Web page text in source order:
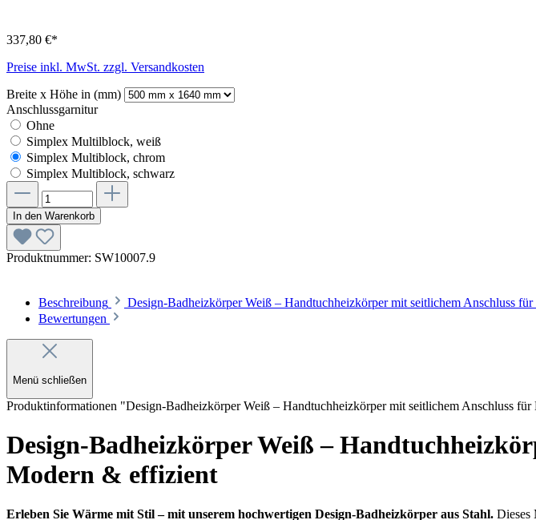
337,80 €*
Preise inkl. MwSt. zzgl. Versandkosten
Breite x Höhe in (mm)
Anschlussgarnitur
Ohne
Simplex Multilblock, weiß
Simplex Multiblock, chrom
Simplex Multiblock, schwarz
In den Warenkorb
Produktnummer: SW10007.9
Beschreibung Design-Badheizkörper Weiß – Handtuchheizkörper mit seitlichem Anschluss
Bewertungen
Menü schließen
Produktinformationen "Design-Badheizkörper Weiß – Handtuchheizkörper mit seitlichem Anschluss
Design-Badheizkörper Weiß –
Modern & effizient
Erleben Sie Wärme mit Stil – mit unserem hochwertigen Design-Badheizkörper aus Stahl. Dieses